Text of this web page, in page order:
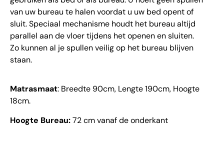
van uw bureau te halen voordat u uw bed opent of
sluit. Speciaal mechanisme houdt het bureau altijd
parallel aan de vloer tijdens het openen en sluiten.
Zo kunnen al je spullen veilig op het bureau blijven
staan.
Matrasmaat: Breedte 90cm, Lengte 190cm, Hoogte
18cm.
Hoogte Bureau:72 cm vanaf de onderkant